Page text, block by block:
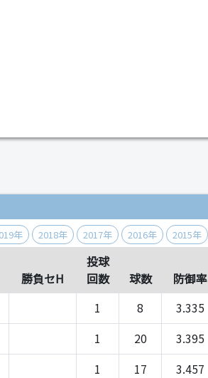
年 2018年 2017年 2016年 2015年
勝負セH
投球
回数
球数 防御率
1 8 3.335
1 20 3.395
1 17 3.457